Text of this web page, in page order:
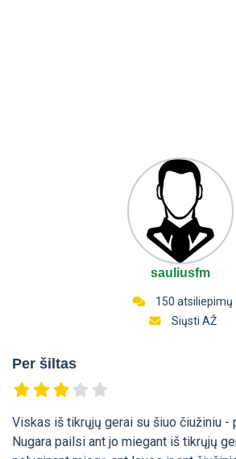
sauliusfm
150 atsiliepimų
Siųsti AŽ
Per šiltas
Viskas iš tikrųjų gerai su šiuo čiužiniu -
Nugara pailsi ant jo miegant iš tikrųjų